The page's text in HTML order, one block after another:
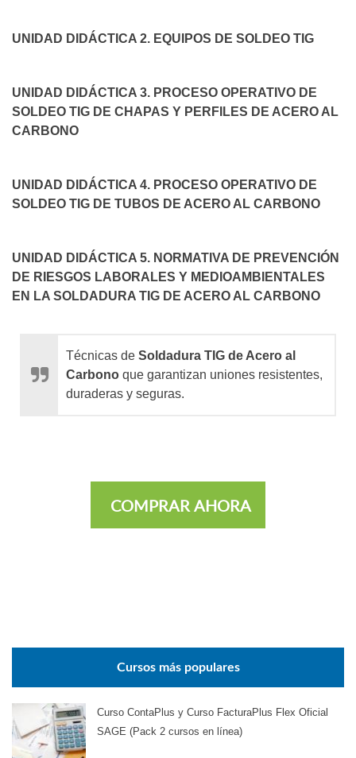
UNIDAD DIDÁCTICA 2. EQUIPOS DE SOLDEO TIG
UNIDAD DIDÁCTICA 3. PROCESO OPERATIVO DE
SOLDEO TIG DE CHAPAS Y PERFILES DE ACERO AL
CARBONO
UNIDAD DIDÁCTICA 4. PROCESO OPERATIVO DE
SOLDEO TIG DE TUBOS DE ACERO AL CARBONO
UNIDAD DIDÁCTICA 5. NORMATIVA DE PREVENCIÓN
DE RIESGOS LABORALES Y MEDIOAMBIENTALES
EN LA SOLDADURA TIG DE ACERO AL CARBONO
Técnicas de Soldadura TIG de Acero al
Carbono que garantizan uniones resistentes,
duraderas y seguras.
COMPRAR AHORA
Cursos más populares
Curso ContaPlus y Curso FacturaPlus Flex Oficial
SAGE (Pack 2 cursos en línea)